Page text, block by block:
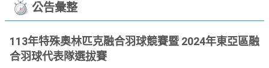
公告彙整
113年特殊奧林匹克融合羽球競賽暨 2024年東亞區融
合羽球代表隊選拔賽